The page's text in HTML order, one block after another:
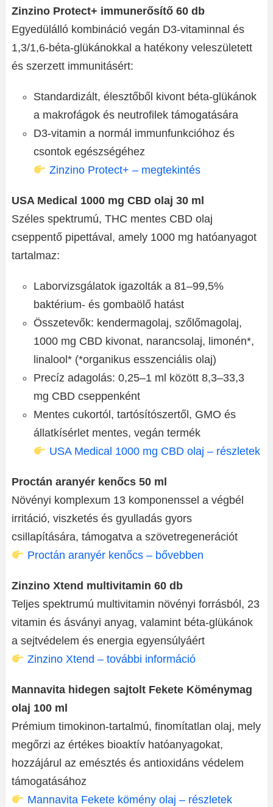
Zinzino Protect+ immunerősítő 60 db
Egyedülálló kombináció vegán D3-vitaminnal és
1,3/1,6-béta-glükánokkal a hatékony veleszületett
és szerzett immunitásért:
Standardizált, élesztőből kivont béta-glükánok
a makrofágok és neutrofilek támogatására
D3-vitamin a normál immunfunkcióhoz és
csontok egészségéhez
Zinzino Protect+ – megtekintés
USA Medical 1000 mg CBD olaj 30 ml
Széles spektrumú, THC mentes CBD olaj
cseppentő pipettával, amely 1000 mg hatóanyagot
tartalmaz:
Laborvizsgálatok igazolták a 81–99,5%
baktérium- és gombaölő hatást
Összetevők: kendermagolaj, szőlőmagolaj,
1000 mg CBD kivonat, narancsolaj, limonén*,
linalool* (*organikus esszenciális olaj)
Precíz adagolás: 0,25–1 ml között 8,3–33,3
mg CBD cseppenként
Mentes cukortól, tartósítószertől, GMO és
állatkísérlet mentes, vegán termék
USA Medical 1000 mg CBD olaj – részletek
Proctán aranyér kenőcs 50 ml
Növényi komplexum 13 komponenssel a végbél
irritáció, viszketés és gyulladás gyors
csillapítására, támogatva a szövetregenerációt
Proctán aranyér kenőcs – bővebben
Zinzino Xtend multivitamin 60 db
Teljes spektrumú multivitamin növényi forrásból, 23
vitamin és ásványi anyag, valamint béta-glükánok
a sejtvédelem és energia egyensúlyáért
Zinzino Xtend – további információ
Mannavita hidegen sajtolt Fekete Köménymag
olaj 100 ml
Prémium timokinon-tartalmú, finomítatlan olaj, mely
megőrzi az értékes bioaktív hatóanyagokat,
hozzájárul az emésztés és antioxidáns védelem
támogatásához
Mannavita Fekete kömény olaj – részletek